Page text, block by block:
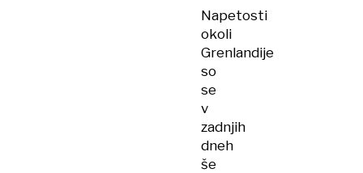
Napetosti
okoli
Grenlandije
so
se
v
zadnjih
dneh
še